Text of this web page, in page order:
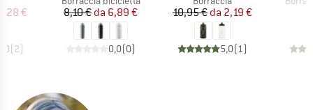
ridotto
€
(2)
Prezzo
8,10 € Prezzo ridotto
da 6,89 €
0,0(0)
Prezzo
10,95 € Prezzo ridotto
da 2,19 €
5,0(1)